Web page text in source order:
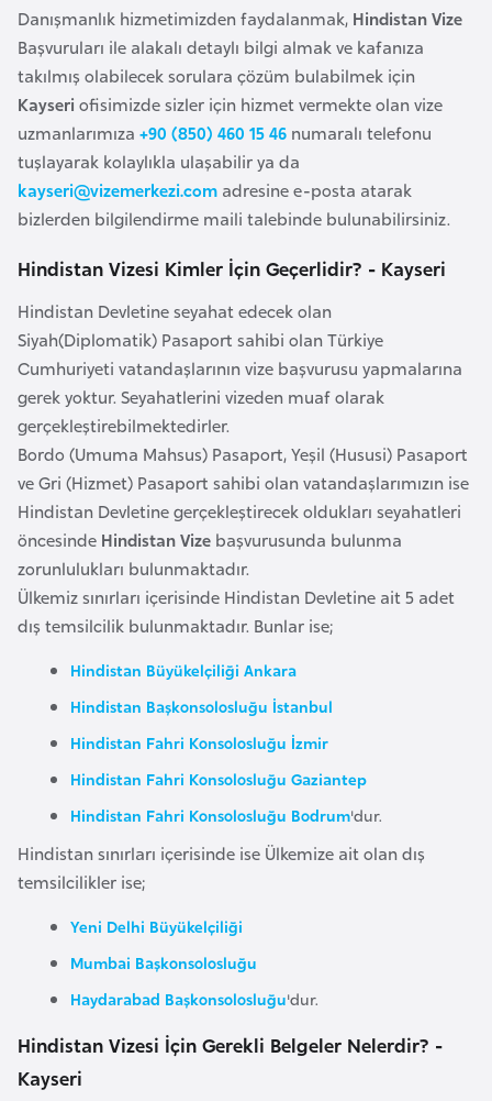
Danışmanlık hizmetimizden faydalanmak, Hindistan Vize
Başvuruları ile alakalı detaylı bilgi almak ve kafanıza
takılmış olabilecek sorulara çözüm bulabilmek için
Kayseri ofisimizde sizler için hizmet vermekte olan vize
uzmanlarımıza +90 (850) 460 15 46 numaralı telefonu
tuşlayarak kolaylıkla ulaşabilir ya da
kayseri@vizemerkezi.com adresine e-posta atarak
bizlerden bilgilendirme maili talebinde bulunabilirsiniz.
Hindistan Vizesi Kimler İçin Geçerlidir? - Kayseri
Hindistan Devletine seyahat edecek olan
Siyah(Diplomatik) Pasaport sahibi olan Türkiye
Cumhuriyeti vatandaşlarının vize başvurusu yapmalarına
gerek yoktur. Seyahatlerini vizeden muaf olarak
gerçekleştirebilmektedirler.
Bordo (Umuma Mahsus) Pasaport, Yeşil (Hususi) Pasaport
ve Gri (Hizmet) Pasaport sahibi olan vatandaşlarımızın ise
Hindistan Devletine gerçekleştirecek oldukları seyahatleri
öncesinde Hindistan Vize başvurusunda bulunma
zorunlulukları bulunmaktadır.
Ülkemiz sınırları içerisinde Hindistan Devletine ait 5 adet
dış temsilcilik bulunmaktadır. Bunlar ise;
Hindistan Büyükelçiliği Ankara
Hindistan Başkonsolosluğu İstanbul
Hindistan Fahri Konsolosluğu İzmir
Hindistan Fahri Konsolosluğu Gaziantep
Hindistan Fahri Konsolosluğu Bodrum'dur.
Hindistan sınırları içerisinde ise Ülkemize ait olan dış
temsilcilikler ise;
Yeni Delhi Büyükelçiliği
Mumbai Başkonsolosluğu
Haydarabad Başkonsolosluğu'dur.
Hindistan Vizesi İçin Gerekli Belgeler Nelerdir? -
Kayseri
h
r
e
y
n
B
a
g
l
a
d
e
ş
B
e
l
a
r
u
k
a
i
n